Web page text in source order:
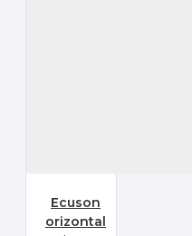
Ecuson
orizontal